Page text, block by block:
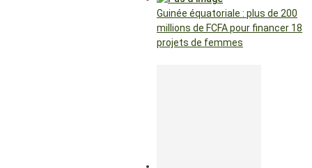
Guinée équatoriale : plus de 200
millions de FCFA pour financer 18
projets de femmes